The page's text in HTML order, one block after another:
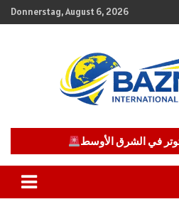
Skip
to
Donnerstag, August 6, 2026
BAZNEWS
في الشرق الأوسط